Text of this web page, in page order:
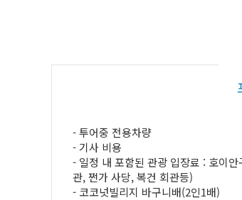
- 투어중 전용차량
- 기사 비용
- 일정 내 포함된 관광 입장료 : 호이
관, 쩐가 사당, 복건 회관등)
- 코코넛빌리지 바구니배(2인1배)